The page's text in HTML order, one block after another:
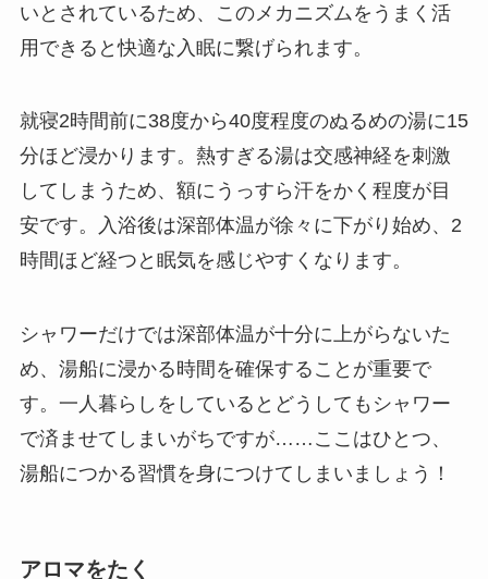
いとされているため、このメカニズムをうまく活
用できると快適な入眠に繋げられます。
就寝2時間前に38度から40度程度のぬるめの湯に15
分ほど浸かります。熱すぎる湯は交感神経を刺激
してしまうため、額にうっすら汗をかく程度が目
安です。入浴後は深部体温が徐々に下がり始め、2
時間ほど経つと眠気を感じやすくなります。
シャワーだけでは深部体温が十分に上がらないた
め、湯船に浸かる時間を確保することが重要で
す。一人暮らしをしているとどうしてもシャワー
で済ませてしまいがちですが……ここはひとつ、
湯船につかる習慣を身につけてしまいましょう！
アロマをたく